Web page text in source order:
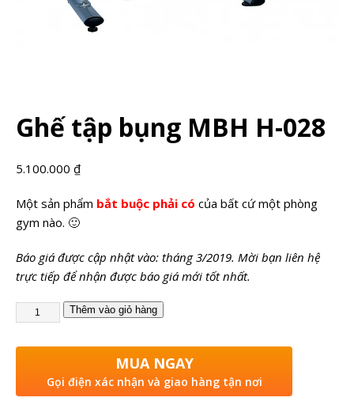
Ghế tập bụng MBH H-028
5.100.000 ₫
Một sản phẩm bắt buộc phải có của bất cứ một phòng
gym nào. 🙂
Báo giá được cập nhật vào: tháng 3/2019. Mời bạn liên hệ
trực tiếp để nhận được báo giá mới tốt nhất.
Thêm vào giỏ hàng
MUA NGAY
Gọi điện xác nhận và giao hàng tận nơi